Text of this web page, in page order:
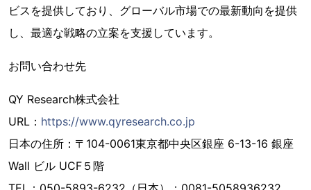
ビスを提供しており、グローバル市場での最新動向を提供
し、最適な戦略の立案を支援しています。
お問い合わせ先
QY Research株式会社
URL： https://www.qyresearch.co.jp
日本の住所：〒104-0061東京都中央区銀座 6-13-16 銀座
Wall ビル UCF５階